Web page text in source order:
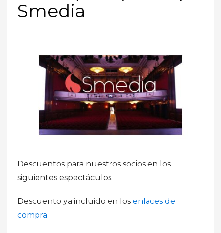
Smedia
Descuentos para nuestros socios en los
siguientes espectáculos.
Descuento ya incluido en los enlaces de
compra